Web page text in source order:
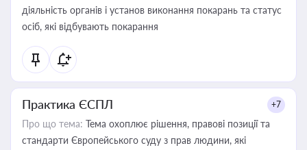
діяльність органів і установ виконання покарань та статус
осіб, які відбувають покарання
Практика ЄСПЛ +7
Про що тема: Тема охоплює рішення, правові позиції та
стандарти Європейського суду з прав людини, які